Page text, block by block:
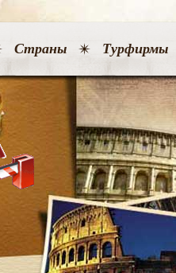
Страны Турфирмы